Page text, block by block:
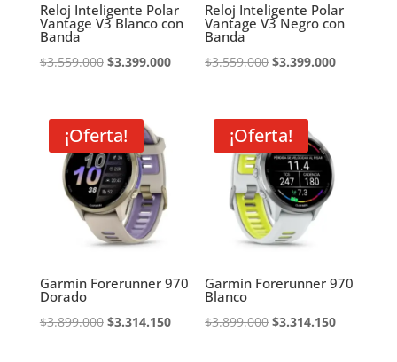
Reloj Inteligente Polar
Vantage V3 Blanco con
Banda
$3.559.000 El
era:
$3.559.000.
$3.399.000El
$3.399.000.
Reloj Inteligente Polar
Vantage V3 Negro con
Banda
$3.559.000 El
era:
$3.559.000.
$3.399.000El
¡Oferta!
Garmin Forerunner 970
Dorado
$3.899.000 El
$3.314.150El
¡Oferta!
Garmin Forerunner 970
Blanco
$3.899.000 El
$3.314.150El